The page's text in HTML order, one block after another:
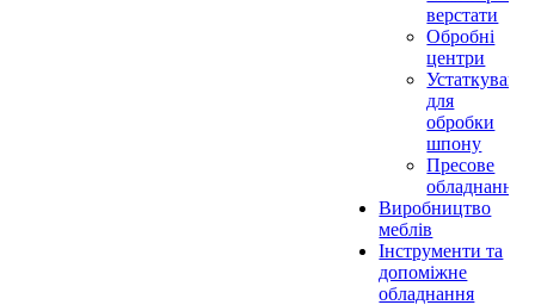
верстати
Обробні
центри
для
обробки
шпону
Пресове
обладнання
Виробництво
меблів
Інструменти та
допоміжне
обладнання